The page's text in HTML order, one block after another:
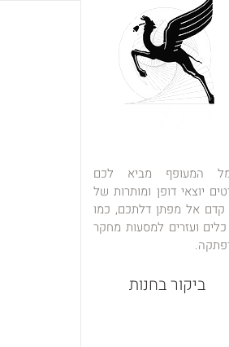
המעופף מביא לכם
יוצאי דופן ומותרות של
קדם אל מפתן דלתכם, כמו
ועזרים למסעות מחקר
ביקור בחנות